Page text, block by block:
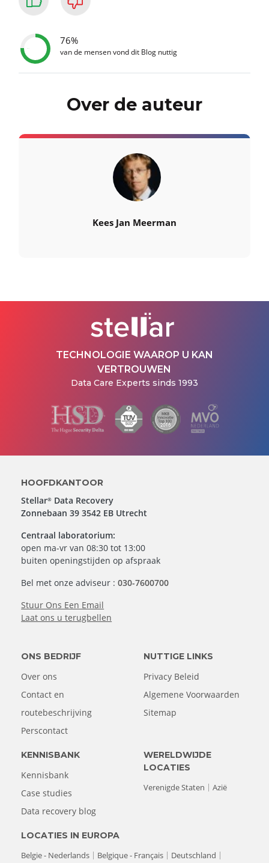
76%
van de mensen vond dit Blog nuttig
Over de auteur
Kees Jan Meerman
TECHNOLOGIE WAAROP U KAN
VERTROUWEN
Data Care Experts sinds 1993
HOOFDKANTOOR
Stellar® Data Recovery
Zonnebaan 39 3542 EB Utrecht
Centraal laboratorium:
open ma-vr van 08:30 tot 13:00
buiten openingstijden op afspraak
Bel met onze adviseur :030-7600700
Stuur Ons Een Email
Laat ons u terugbellen
ONS BEDRIJF
Over ons
Contact en
routebeschrijving
Perscontact
NUTTIGE LINKS
Privacy Beleid
Algemene Voorwaarden
Sitemap
KENNISBANK
Kennisbank
Case studies
Data recovery blog
LOCATIES IN EUROPA
Belgie - Nederlands
Belgique - Français
Deutschland
WERELDWIJDE
LOCATIES
Verenigde Staten
Azië